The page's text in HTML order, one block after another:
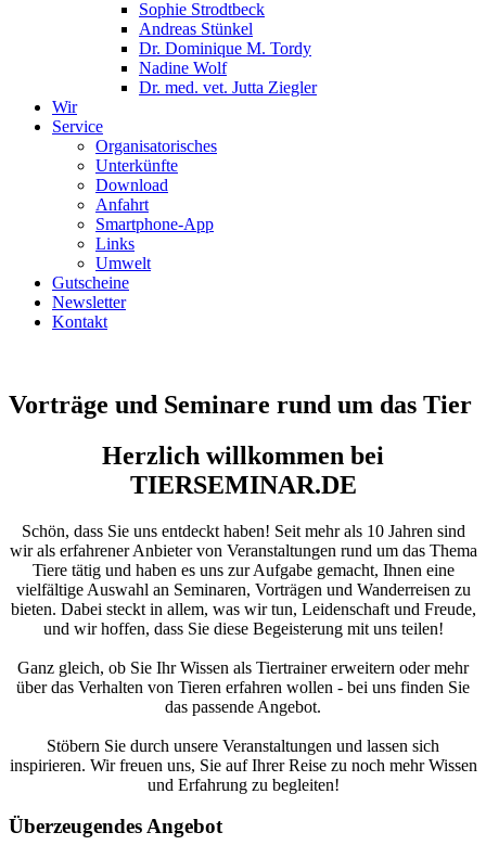
Sophie Strodtbeck
Andreas Stünkel
Dr. Dominique M. Tordy
Nadine Wolf
Dr. med. vet. Jutta Ziegler
Wir
Service
Organisatorisches
Unterkünfte
Download
Anfahrt
Smartphone-App
Links
Umwelt
Gutscheine
Newsletter
Kontakt
Vorträge und Seminare rund um das Tier
Herzlich willkommen bei
TIERSEMINAR.DE
Schön, dass Sie uns entdeckt haben! Seit mehr als 10 Jahren sind
wir als erfahrener Anbieter von Veranstaltungen rund um das Thema
Tiere tätig und haben es uns zur Aufgabe gemacht, Ihnen eine
vielfältige Auswahl an Seminaren, Vorträgen und Wanderreisen zu
bieten. Dabei steckt in allem, was wir tun, Leidenschaft und Freude,
und wir hoffen, dass Sie diese Begeisterung mit uns teilen!
Ganz gleich, ob Sie Ihr Wissen als Tiertrainer erweitern oder mehr
über das Verhalten von Tieren erfahren wollen - bei uns finden Sie
das passende Angebot.
Stöbern Sie durch unsere Veranstaltungen und lassen sich
inspirieren. Wir freuen uns, Sie auf Ihrer Reise zu noch mehr Wissen
und Erfahrung zu begleiten!
Überzeugendes Angebot